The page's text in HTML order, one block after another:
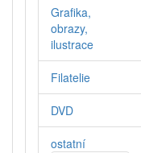
Grafika,
obrazy,
ilustrace
Filatelie
DVD
ostatní